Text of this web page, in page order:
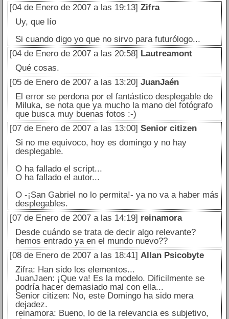
[04 de Enero de 2007 a las 19:13] Zifra
Uy, que lío
Si cuando digo yo que no sirvo para futurólogo...
[04 de Enero de 2007 a las 20:58] Lautreamont
Qué cosas.
[05 de Enero de 2007 a las 13:20] JuanJaén
El error se perdona por el fantástico desplegable de
Miluka, se nota que ya mucho la mano del fotógrafo
que busca muy buenas fotos :-)
[07 de Enero de 2007 a las 13:00] Senior citizen
Si no me equivoco, hoy es domingo y no hay
desplegable.
O ha fallado el script...
O ha fallado el autor...
O -¡San Gabriel no lo permita!- ya no va a haber más
desplegables.
[07 de Enero de 2007 a las 14:19] reinamora
Desde cuándo se trata de decir algo relevante?
hemos entrado ya en el mundo nuevo??
[08 de Enero de 2007 a las 18:41] Allan Psicobyte
Zifra: Han sido los elementos...
JuanJaen: ¡Que va! Es la modelo. Dificilmente se
podría hacer demasiado mal con ella...
Senior citizen: No, este Domingo ha sido mera
dejadez.
reinamora: Bueno, lo de la relevancia es subjetivo,